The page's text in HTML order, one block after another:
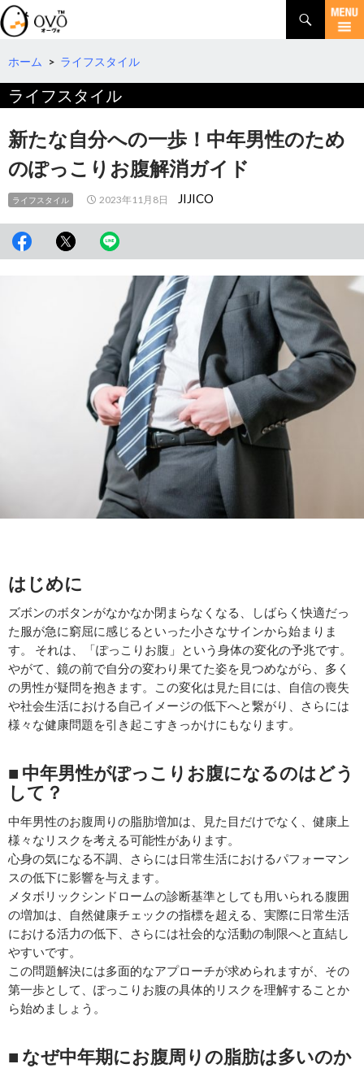
検
索
コ
テ
ツ
へ
移
動
ホーム > ライフスタイル
ライフスタイル
新たな自分への一歩！中年男性のため
のぽっこりお腹解消ガイド
ライフスタイル 2023年11月8日 JIJICO
はじめに
ズボンのボタンがなかなか閉まらなくなる、しばらく快適だっ
た服が急に窮屈に感じるといった小さなサインから始まりま
す。 それは、「ぽっこりお腹」という身体の変化の予兆です。
やがて、鏡の前で自分の変わり果てた姿を見つめながら、多く
の男性が疑問を抱きます。この変化は見た目には、自信の喪失
や社会生活における自己イメージの低下へと繋がり、さらには
様々な健康問題を引き起こすきっかけにもなります。
■ 中年男性がぽっこりお腹になるのはどう
して？
中年男性のお腹周りの脂肪増加は、見た目だけでなく、健康上
様々なリスクを考える可能性があります。
心身の気になる不調、さらには日常生活におけるパフォーマン
スの低下に影響を与えます。
メタボリックシンドロームの診断基準としても用いられる腹囲
の増加は、自然健康チェックの指標を超える、実際に日常生活
における活力の低下、さらには社会的な活動の制限へと直結し
やすいです。
この問題解決には多面的なアプローチが求められますが、その
第一歩として、ぽっこりお腹の具体的リスクを理解することか
ら始めましょう。
■ なぜ中年期にお腹周りの脂肪は多いのか